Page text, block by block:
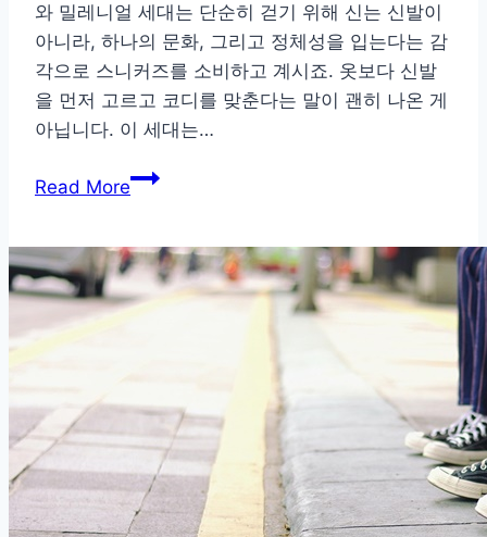
야
기
와 밀레니얼 세대는 단순히 걷기 위해 신는 신발이
아니라, 하나의 문화, 그리고 정체성을 입는다는 감
각으로 스니커즈를 소비하고 계시죠. 옷보다 신발
을 먼저 고르고 코디를 맞춘다는 말이 괜히 나온 게
아닙니다. 이 세대는…
Read More트
감
각
은
세
대
가
사